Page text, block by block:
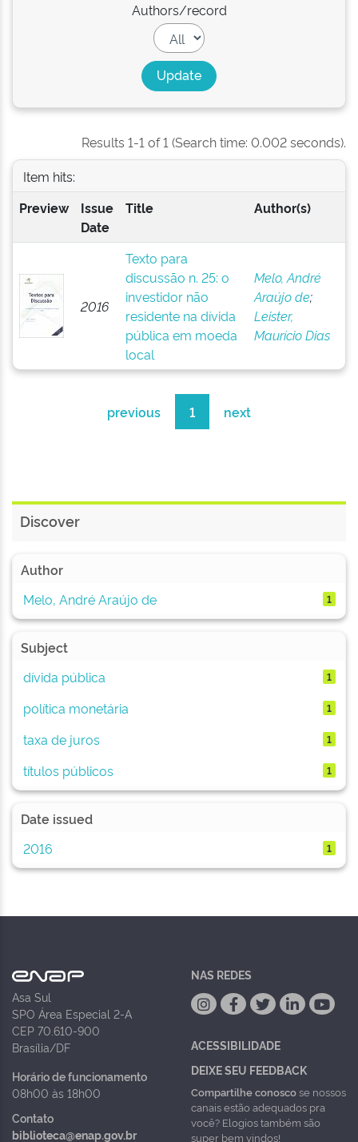
Authors/record
Results 1-1 of 1 (Search time: 0.002 seconds).
Item hits:
Preview
Issue
Date
Title Author(s)
2016
Texto para
discussão n. 25: o
investidor não
residente na dívida
pública em moeda
local
Melo, André
Araújo de;
Leister,
Maurício Dias
previous 1 next
Discover
Author
Melo, André Araújo de
1
Subject
dívida pública
1
política monetária 1
taxa de juros 1
títulos públicos 1
Date issued
2016
1
Asa Sul
SPO Área Especial 2-A
CEP 70.610-900
Brasília/DF
Horário de funcionamento
08h00 às 18h00
Contato
biblioteca@enap.gov.br
NAS REDES
ACESSIBILIDADE
DEIXE SEU FEEDBACK
Compartilhe conoscose nossos
canais estão adequados pra
você? Elogios também são
super bem vindos!